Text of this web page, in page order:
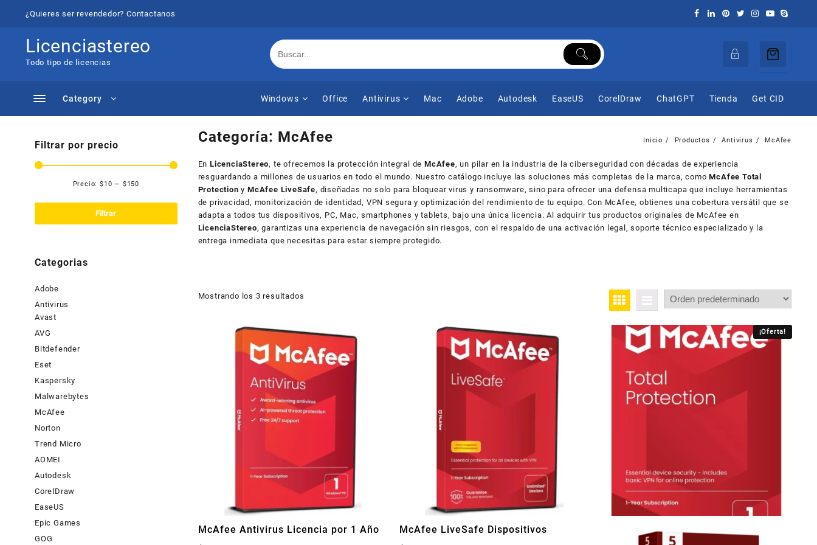
¿Quieres ser revendedor? Contactanos
Licenciastereo
Todo tipo de licencias
Category Windows Office Antivirus Mac Adobe Autodesk EaseUS CorelDraw ChatGPT Tienda Get CID
Categoría: McAfee Inicio Productos Antivirus McAfee
En LicenciaStereo, te ofrecemos la protección integral de McAfee, un pilar en la industria de la ciberseguridad con décadas de experiencia
resguardando a millones de usuarios en todo el mundo. Nuestro catálogo incluye las soluciones más completas de la marca, comoMcAfee Total
Protection y McAfee LiveSafe, diseñadas no solo para bloquear virus y ransomware, sino para ofrecer una defensa multicapa que incluye herramientas
de privacidad, monitorización de identidad, VPN segura y optimización del rendimiento de tu equipo. Con McAfee, obtienes una cobertura versátil que se
adapta a todos tus dispositivos, PC, Mac, smartphones y tablets, bajo una única licencia. Al adquirir tus productos originales de McAfee en
LicenciaStereo, garantizas una experiencia de navegación sin riesgos, con el respaldo de una activación legal, soporte técnico especializado y la
entrega inmediata que necesitas para estar siempre protegido.
Mostrando los 3 resultados
McAfee Antivirus Licencia por 1 Año
McAfee LiveSafe Dispositivos
¡Oferta!
Filtrar por precio
Precio
Precio
Filtrar
Precio: $10 — $150
Categorias
Adobe
Antivirus
Avast
AVG
Bitdefender
Eset
Kaspersky
Malwarebytes
McAfee
Norton
Trend Micro
AOMEI
Autodesk
CorelDraw
EaseUS
Epic Games
GOG